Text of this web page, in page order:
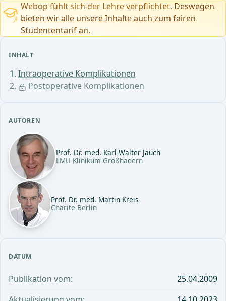
INHALT
Intraoperative Komplikationen
Postoperative Komplikationen
AUTOREN
Prof. Dr. med. Karl-Walter Jauch
LMU Klinikum Großhadern
Prof. Dr. med. Martin Kreis
Charite Berlin
DATUM
Publikation vom:
25.04.2009
Webop fühlt sich der Lehre verpflichtet. Deswegen
bieten wir alle unsere Inhalte auch zum fairen
Studententarif an.